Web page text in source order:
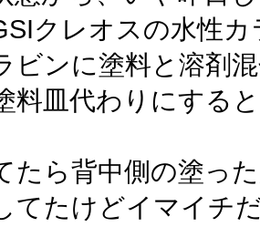
クレオスの水性
ビンに塗料と溶剤
料皿代わりにする
たら背中側の塗っ
てたけどイマイチ